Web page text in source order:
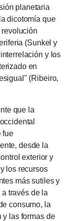
planetaria
dicotomía que
(Sunkel y
y los
en
(Ribeiro,
que la
fue
desde la
exterior y
los recursos
más sutiles y
través de la
consumo, la
y las formas de